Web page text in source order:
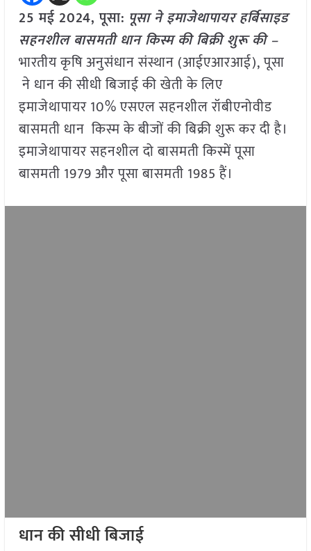
25 मई 2024,पूसा: पूसा ने इमाजेथापायर हर्बिसाइड
सहनशील बासमती धान किस्म की बिक्री शुरू की –
भारतीय कृषि अनुसंधान संस्थान (आईएआरआई), पूसा
ने धान की सीधी बिजाई की खेती के लिए
इमाजेथापायर 10% एसएल सहनशील रॉबीएनोवीड
बासमती धान किस्म के बीजों की बिक्री शुरू कर दी है।
इमाजेथापायर सहनशील दो बासमती किस्में पूसा
बासमती 1979 और पूसा बासमती 1985 हैं।
धान की सीधी बिजाई